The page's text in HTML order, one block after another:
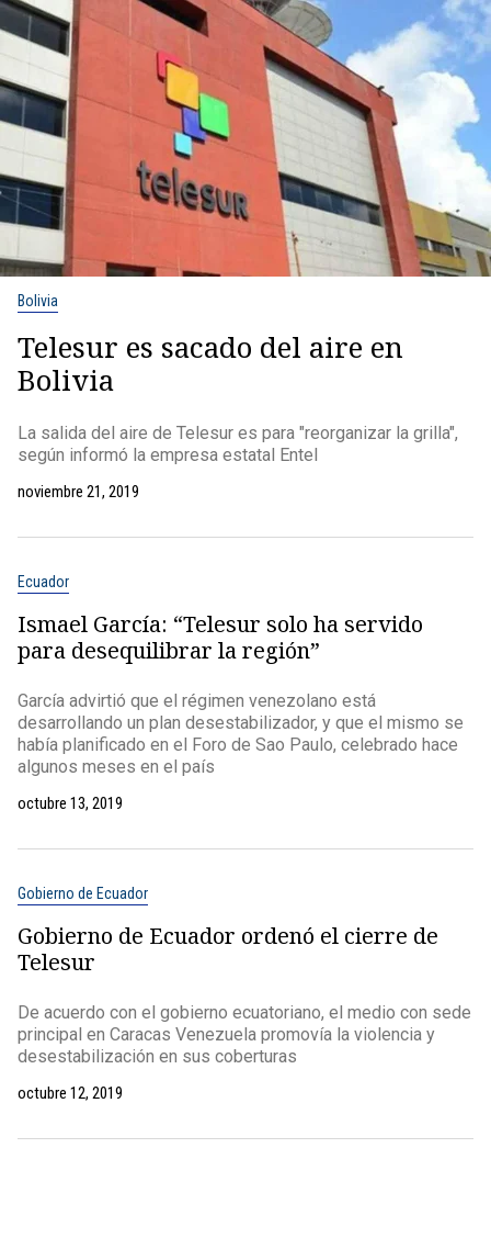
Bolivia
Telesur es sacado del aire en
Bolivia
La salida del aire de Telesur es para "reorganizar la grilla",
según informó la empresa estatal Entel
noviembre 21, 2019
Ecuador
Ismael García: “Telesur solo ha servido
para desequilibrar la región”
García advirtió que el régimen venezolano está
desarrollando un plan desestabilizador, y que el mismo se
había planificado en el Foro de Sao Paulo, celebrado hace
algunos meses en el país
octubre 13, 2019
Gobierno de Ecuador
Gobierno de Ecuador ordenó el cierre de
Telesur
De acuerdo con el gobierno ecuatoriano, el medio con sede
principal en Caracas Venezuela promovía la violencia y
desestabilización en sus coberturas
octubre 12, 2019